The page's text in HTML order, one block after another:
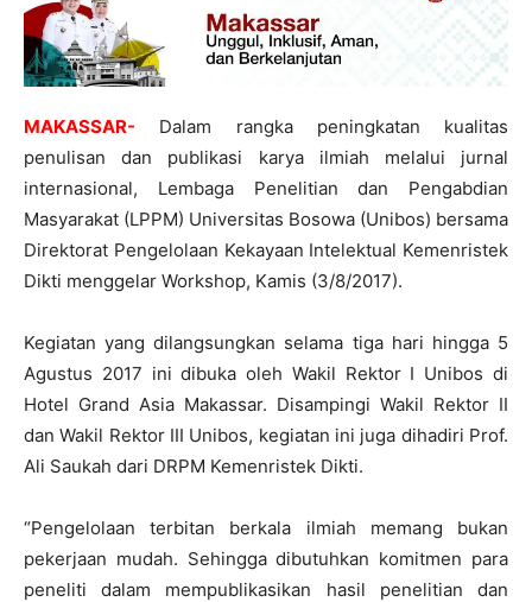
MAKASSAR-
Dalam rangka peningkatan kualitas
penulisan dan publikasi karya ilmiah melalui jurnal
internasional, Lembaga Penelitian dan Pengabdian
Masyarakat (LPPM) Universitas Bosowa (Unibos) bersama
Direktorat Pengelolaan Kekayaan Intelektual Kemenristek
Dikti menggelar Workshop, Kamis (3/8/2017).
Kegiatan yang dilangsungkan selama tiga hari hingga 5
Agustus 2017 ini dibuka oleh Wakil Rektor I Unibos di
Hotel Grand Asia Makassar. Disampingi Wakil Rektor II
dan Wakil Rektor III Unibos, kegiatan ini juga dihadiri Prof.
Ali Saukah dari DRPM Kemenristek Dikti.
“Pengelolaan terbitan berkala ilmiah memang bukan
pekerjaan mudah. Sehingga dibutuhkan komitmen para
peneliti dalam mempublikasikan hasil penelitian dan